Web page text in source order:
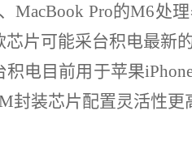
MacBook Pro的M6处
芯片可能采台积电最新
积电目前用于苹果
封装芯片配置灵活性更